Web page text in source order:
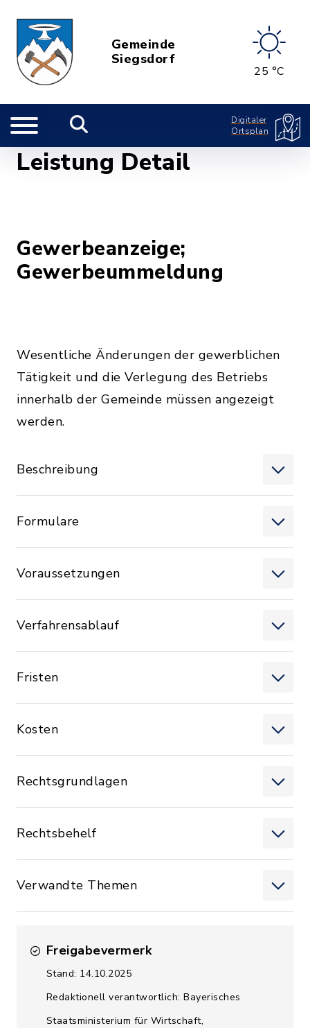
Gemeinde
Siegsdorf
25 °C
Digitaler
Ortsplan
Leistung Detail
Gewerbeanzeige;
Gewerbeummeldung
Wesentliche Änderungen der gewerblichen
Tätigkeit und die Verlegung des Betriebs
innerhalb der Gemeinde müssen angezeigt
werden.
Beschreibung
Formulare
Voraussetzungen
Verfahrensablauf
Fristen
Kosten
Rechtsgrundlagen
Rechtsbehelf
Verwandte Themen
Freigabevermerk
Stand: 14.10.2025
Redaktionell verantwortlich: Bayerisches
Staatsministerium für Wirtschaft,